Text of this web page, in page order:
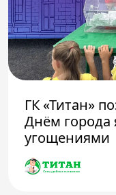
ГК «Титан»
Днём города
угощениями